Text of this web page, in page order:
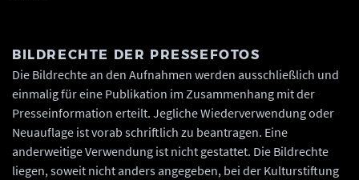
BILDRECHTE DER PRESSEFOTOS
Die Bildrechte an den Aufnahmen werden ausschließlich und
einmalig für eine Publikation im Zusammenhang mit der
Presseinformation erteilt. Jegliche Wiederverwendung oder
Neuauflage ist vorab schriftlich zu beantragen. Eine
anderweitige Verwendung ist nicht gestattet. Die Bildrechte
liegen, soweit nicht anders angegeben, bei der Kulturstiftung